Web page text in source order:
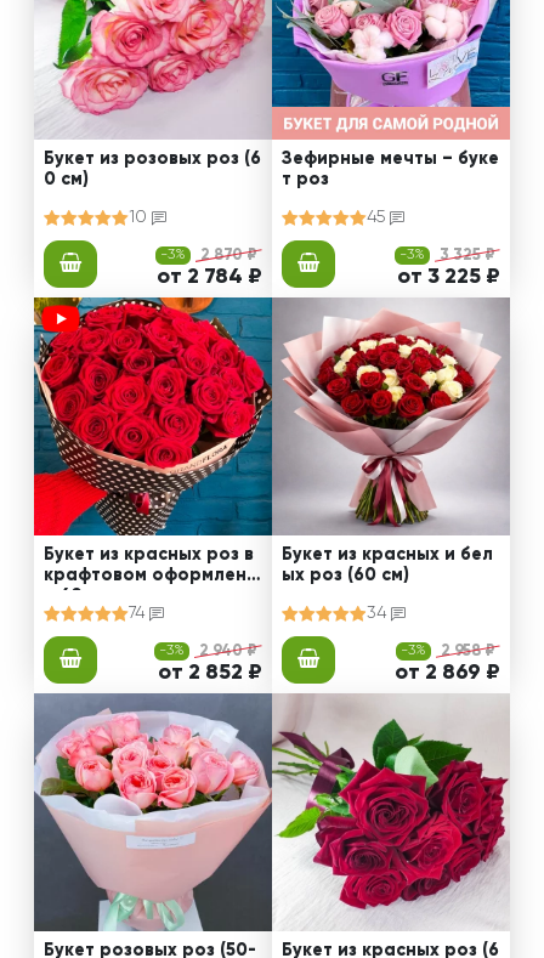
Букет из розовых роз (6
0 см)
10
-3% 2 870 ₽
от 2 784 ₽
Зефирные мечты – буке
т роз
45
-3% 3 325 ₽
от 3 225 ₽
Букет из красных роз в
крафтовом оформлени
74
-3% 2 940 ₽
от 2 852 ₽
Букет из красных и бел
ых роз (60 см)
34
-3% 2 958 ₽
от 2 869 ₽
Букет розовых роз (50- Букет из красных роз (6